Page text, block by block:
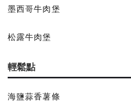
墨西哥牛肉堡
松露牛肉堡
輕鬆點
海鹽蒜香薯條